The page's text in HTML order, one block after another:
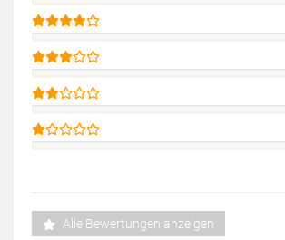
Alle Bewertungen anzeigen